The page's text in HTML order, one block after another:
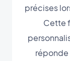
précises
Cette
réponde